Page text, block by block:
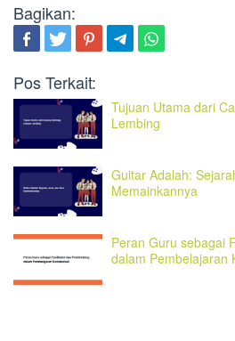
Bagikan:
Pos Terkait:
Tujuan Utama dari
Lembing
Guitar Adalah:
Memainkannya
Peran Guru sebagai
dalam Pembelajaran